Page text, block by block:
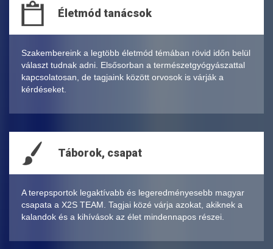
Életmód tanácsok
Szakembereink a legtöbb életmód témában rövid időn belül
választ tudnak adni. Elsősorban a természetgyógyászattal
kapcsolatosan, de tagjaink között orvosok is várják a
kérdéseket.
Táborok, csapat
A terepsportok legaktívabb és legeredményesebb magyar
csapata a X2S TEAM. Tagjai közé várja azokat, akiknek a
kalandok és a kihívások az élet mindennapos részei.